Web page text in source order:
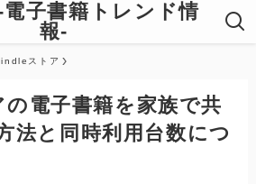
電子書籍トレンド情
報-
ストア
電子書籍を家族で共
法と同時利用台数につ